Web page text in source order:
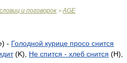
и поговорок > AGE
- Голодной курице просо снится
(K), Не спится - хлеб снится (H),